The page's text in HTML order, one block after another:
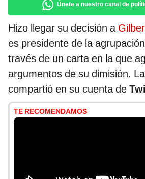
Únete a nuestro canal de
Hizo llegar su decisión a
es presidente de la
través de un carta en la que
argumentos de su dimisión.
compartió en su cuenta de
TE RECOMENDAMOS